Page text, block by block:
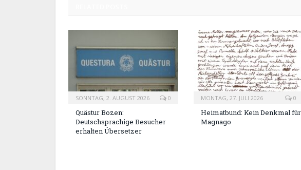
SONNTAG, 2. AUGUST 2026 0
Quästur Bozen:
Deutschsprachige Besucher
erhalten Übersetzer
MONTAG, 27. JULI 2026 0
Heimatbund: Kein Denkmal für
Magnago